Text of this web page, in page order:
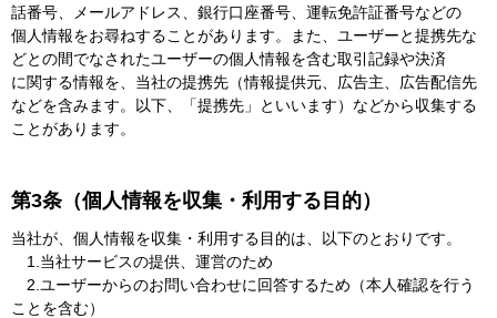
話番号、メールアドレス、銀行口座番号、運転免許証番号などの
個人情報をお尋ねすることがあります。また、ユーザーと提携先な
どとの間でなされたユーザーの個人情報を含む取引記録や決済
に関する情報を、当社の提携先（情報提供元、広告主、広告配信先
などを含みます。以下、「提携先」といいます）などから収集する
ことがあります。
第3条（個人情報を収集・利用する目的）
当社が、個人情報を収集・利用する目的は、以下のとおりです。
1.当社サービスの提供、運営のため
2.ユーザーからのお問い合わせに回答するため（本人確認を行う
ことを含む）